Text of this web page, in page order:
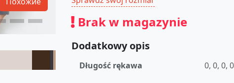
Brak w magazynie
Dodatkowy opis
Długość rękawa 0, 0, 0,